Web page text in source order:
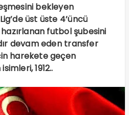
bekleyen
üst üste 4’üncü
futbol şubesini
devam eden transfer
harekete geçen
1912..